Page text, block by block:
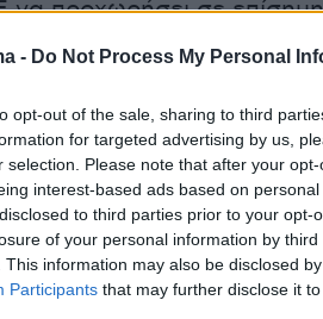
- Do Not Process My Personal
opt-out of the sale, sharing to third
for targeted advertising by us,
selection. Please note that after your
interest-based ads based on
to third parties prior to your opt-
of your personal information by
This information may also be disclosed
Participants that may further disclose it
να προχωρήσει σε
με τη
της σημερινής
των ευρωβουλευτών που
ανησυχία για την
τις ευρωπαϊκές αξίες και
ΕΕ. Το τελικό κείμενο
Στην πρόταση